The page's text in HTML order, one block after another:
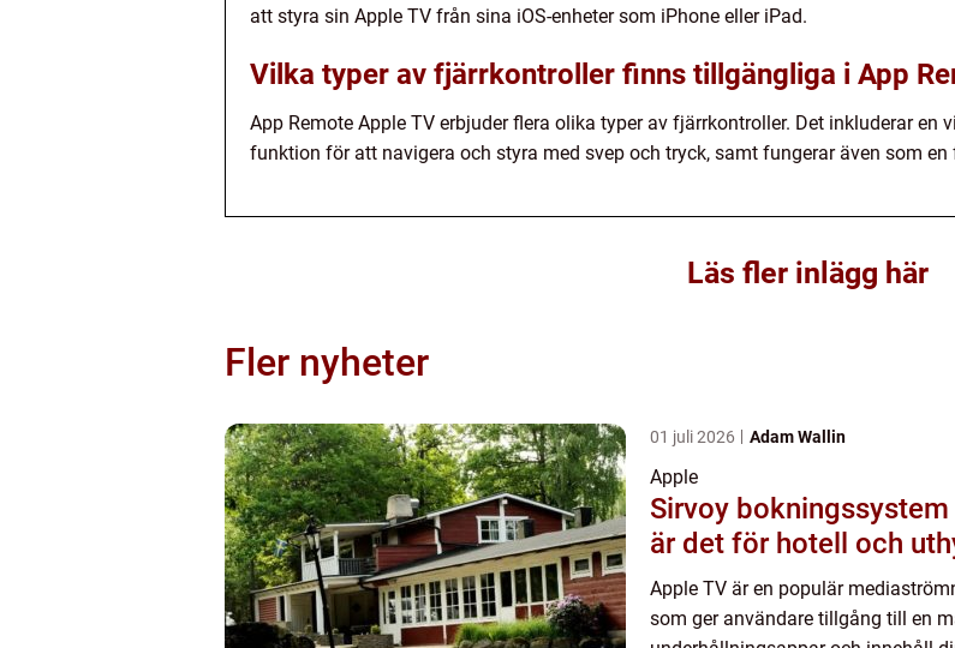
att styra sin Apple TV från sina iOS-enheter som iPhone eller iPad.
Vilka typer av fjärrkontroller finns tillgängliga i App
App Remote Apple TV erbjuder flera olika typer av fjärrkontroller. Det inkluderar en
funktion för att navigera och styra med svep och tryck, samt fungerar även som
Läs fler inlägg här
Fler nyheter
01 juli 2026 Adam Wallin
Apple
Sirvoy bokningssystem hur bra
är det för hotell och
Apple TV är en populär
som ger användare tillgång till en